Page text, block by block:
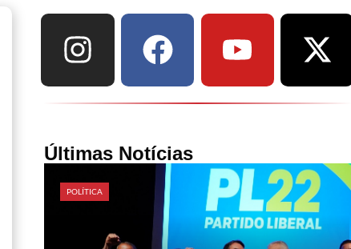
Últimas Notícias
POLÍTICA